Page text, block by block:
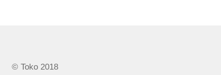
© Toko 2018